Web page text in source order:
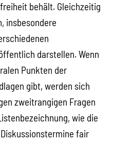
behält. Gleichzeitig
insbesondere
darstellen. Wenn
Punkten der
gibt, werden sich
zweitrangigen Fragen
wie die
fair